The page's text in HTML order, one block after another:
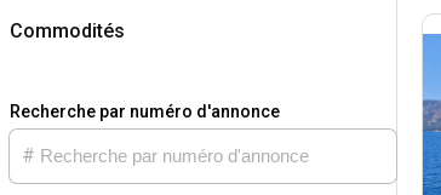
Commodités
Recherche par numéro d'annonce